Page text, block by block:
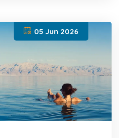
05 Jun 2026